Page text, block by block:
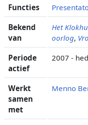
Functies
Bekend
van
Het
oorlog,
Periode
actief
2007 -
Werkt
samen
met
Menno